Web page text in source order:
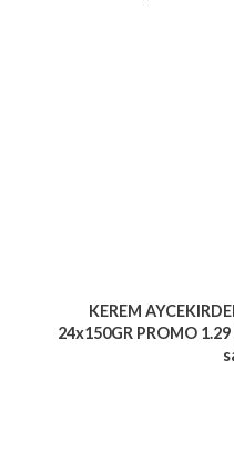
KEREM
24x150GR PROMO